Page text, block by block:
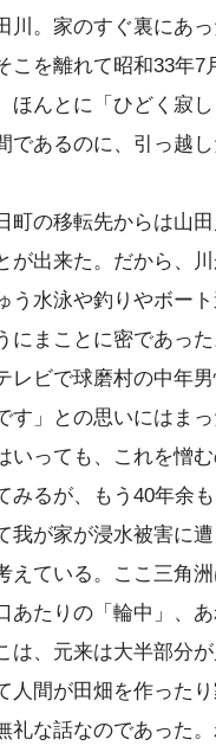
川。家のすぐ裏にあ
こを離れて昭和33年
ほんとに「ひどく寂
であるのに、引っ越
の移転先からは山
が出来た。だから、
う水泳や釣りやボー
まことに密であった
ビで球磨村の中年
す」との思いにはま
いっても、これを憎む
るが、もう40年余
我が家が浸水被害に
えている。ここ三角
あたりの「輪中」、
は、元来は大半部分
人間が田畑を作った
礼な話なのであった